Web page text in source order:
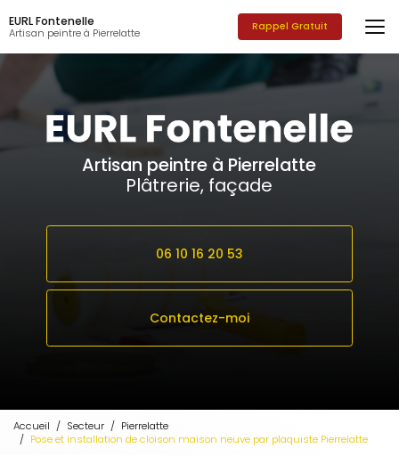
au
contenu
principal
EURL Fontenelle
Artisan peintre à Pierrelatte Rappel Gratuit
Artisan peintre à Pierrelatte
Plâtrerie, façade
06 10 16 20 53
Contactez-moi
Accueil Secteur
Pierrelatte
Pose et installation de cloison maison neuve par plaquiste Pierrelatte